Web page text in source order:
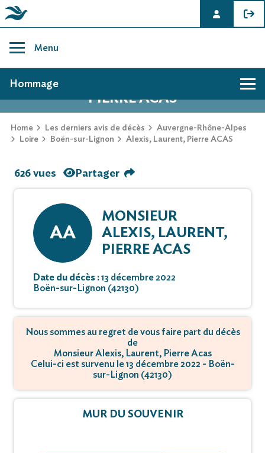
content
Menu
AVIS DE DÉCÈS DE ALEXIS, LAURENT,
PIERRE ACAS
Home Les derniers avis de décès
Auvergne-Rhône-Alpes
Loire
Boën-sur-Lignon Alexis, Laurent, Pierre ACAS
Hommage
626 vues Partager
AA
MONSIEUR
ALEXIS, LAURENT,
PIERRE ACAS
Date du décès :13 décembre 2022
Boën-sur-Lignon (42130)
Nous sommes au regret de vous faire part du décès
de
Monsieur Alexis, Laurent, Pierre Acas
Celui-ci est survenu le 13 décembre 2022 - Boën-
sur-Lignon (42130)
MUR DU SOUVENIR